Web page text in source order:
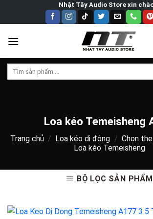
Nhật Tây Audio Store xin
Tìm
Loa kéo Temeisheng
Trang chủ / Loa kéo di động / Chọn
Loa kéo Temeisheng
BỘ LỌC SẢN PHẨM